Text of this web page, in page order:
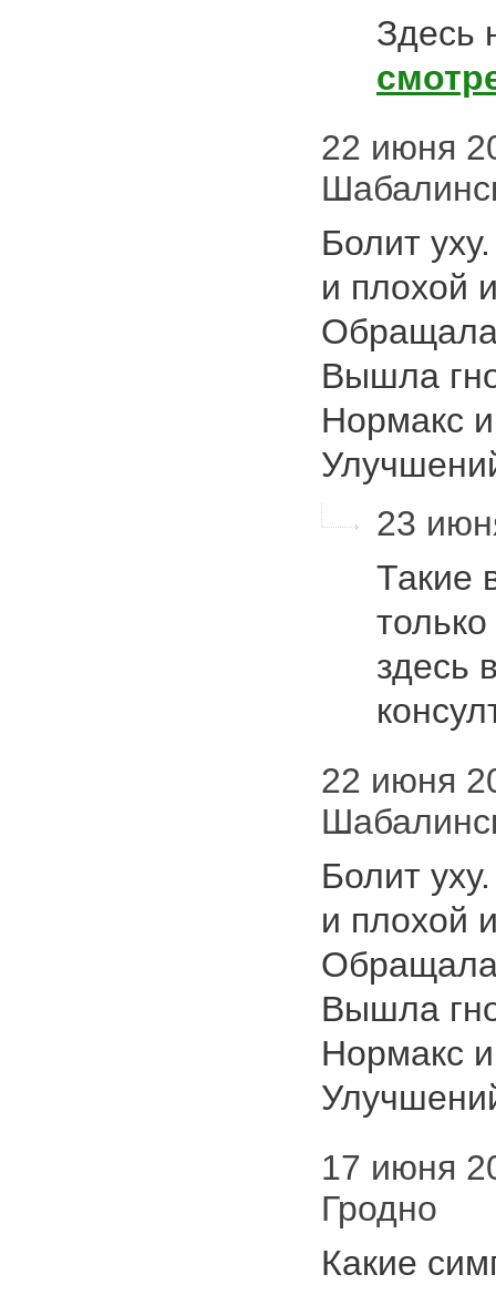
Здесь
22 июня
Болит
и плохой
Вышла
Нормакс
23
Такие
здесь
22 июня
Болит
и плохой
Вышла
Нормакс
17 июня
Гродно
Какие